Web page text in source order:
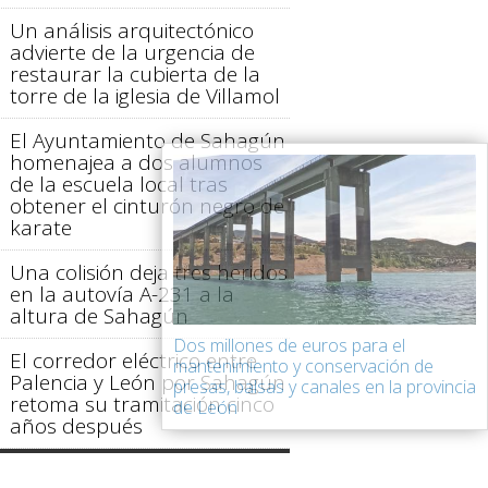
Un análisis arquitectónico
advierte de la urgencia de
restaurar la cubierta de la
torre de la iglesia de Villamol
El Ayuntamiento de Sahagún
homenajea a dos alumnos
de la escuela local tras
obtener el cinturón negro de
karate
Una colisión deja tres heridos
en la autovía A-231 a la
altura de Sahagún
El corredor eléctrico entre
Palencia y León por Sahagún
retoma su tramitación cinco
años después
Dos millones de euros para el
mantenimiento y conservación de
presas, balsas y canales en la provincia
de León